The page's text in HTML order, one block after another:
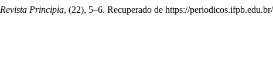
Revista Principia, (22), 5–6. Recuperado de https://